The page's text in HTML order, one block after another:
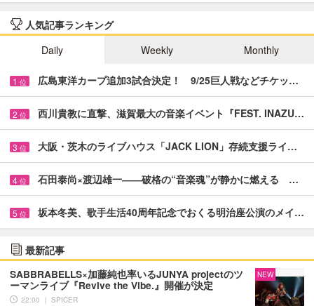
人気記事ランキング
Daily
Weekly Monthly
1 位 広島東洋カープ追加3試合決定！ 9/25巨人戦などチケッ…
2 位 西川貴教に直撃、滋賀最大の音楽イベント『FEST. INAZU…
3 位 大阪・茨木のライブハウス「JACK LION」存続支援ライ…
4 位 石田泰尚×渡辺雄一――破格の“音楽魂”が静かに燃える …
5 位 坂本冬美、歌手生活40周年記念でおくる明治座公演のメイ…
最新記事
SABBRABELLS×加藤純也率いるJUNYA projectのツ
ーマンライブ『Revive the Vibe.』開催が決定
22:00 ｜ SPICER
NEW